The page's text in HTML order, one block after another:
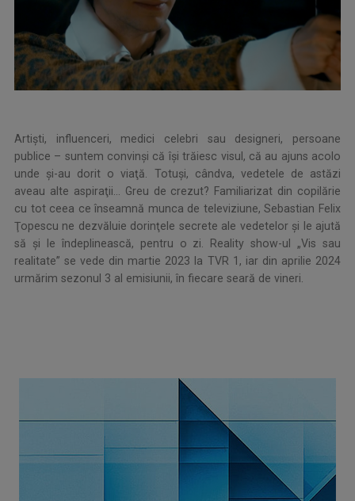
Artişti, influenceri, medici celebri sau designeri, persoane
publice – suntem convinşi că îşi trăiesc visul, că au ajuns acolo
unde şi-au dorit o viaţă. Totuşi, cândva, vedetele de astăzi
aveau alte aspiraţii... Greu de crezut? Familiarizat din copilărie
cu tot ceea ce înseamnă munca de televiziune, Sebastian Felix
Ţopescu ne dezvăluie dorinţele secrete ale vedetelor şi le ajută
să şi le îndeplinească, pentru o zi. Reality show-ul „Vis sau
realitate” se vede din martie 2023 la TVR 1, iar din aprilie 2024
urmărim sezonul 3 al emisiunii, în fiecare seară de vineri.